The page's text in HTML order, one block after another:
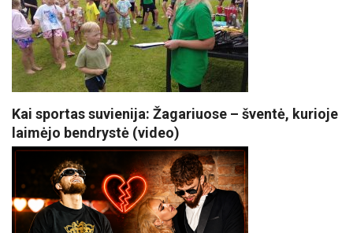
Kai sportas suvienija: Žagariuose – šventė, kurioje
laimėjo bendrystė (video)